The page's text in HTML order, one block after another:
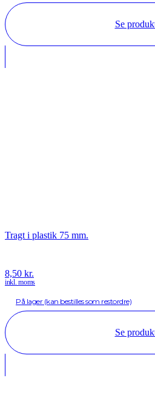
Se
Tragt i plastik 75 mm.
8,50 kr.
inkl. moms
På lager (kan bestilles som restordre)
Se